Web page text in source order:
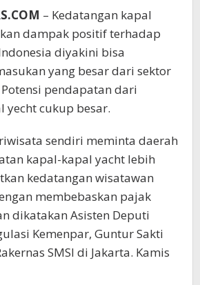
– Kedatangan kapal
dampak positif terhadap
diyakini bisa
yang besar dari sektor
pendapatan dari
yecht cukup besar.
sendiri meminta daerah
kapal-kapal yacht lebih
kedatangan wisatawan
membebaskan pajak
dikatakan Asisten Deputi
Kemenpar, Guntur Sakti
SMSI di Jakarta. Kamis